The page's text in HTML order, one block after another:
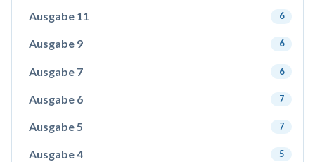
Ausgabe 11 6
Ausgabe 9 6
Ausgabe 7 6
Ausgabe 6 7
Ausgabe 5 7
Ausgabe 4 5